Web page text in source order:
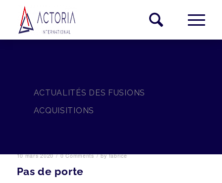
ACTUALITÉS DES FUSIONS
ACQUISITIONS
10 mars 2020 / 0 Comments / byfabrice
Pas de porte